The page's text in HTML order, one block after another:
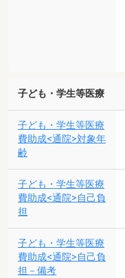
子ども・学生等医療
子ども・学生等医療
費助成<通院>対象年
齢
子ども・学生等医療
費助成<通院>自己負
担
子ども・学生等医療
費助成<通院>自己負
担－備考